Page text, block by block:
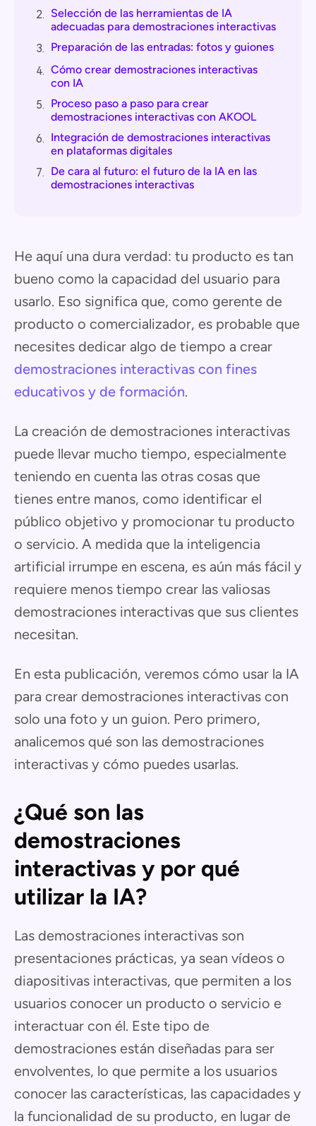
2. Selección de las herramientas de IA
adecuadas para demostraciones interactivas
3. Preparación de las entradas: fotos y guiones
4. Cómo crear demostraciones interactivas
con IA
5. Proceso paso a paso para crear
demostraciones interactivas con AKOOL
6. Integración de demostraciones interactivas
en plataformas digitales
7. De cara al futuro: el futuro de la IA en las
demostraciones interactivas
He aquí una dura verdad: tu producto es tan
bueno como la capacidad del usuario para
usarlo. Eso significa que, como gerente de
producto o comercializador, es probable que
necesites dedicar algo de tiempo a crear
demostraciones interactivas con fines
educativos y de formación.
La creación de demostraciones interactivas
puede llevar mucho tiempo, especialmente
teniendo en cuenta las otras cosas que
tienes entre manos, como identificar el
público objetivo y promocionar tu producto
o servicio. A medida que la inteligencia
artificial irrumpe en escena, es aún más fácil y
requiere menos tiempo crear las valiosas
demostraciones interactivas que sus clientes
necesitan.
En esta publicación, veremos cómo usar la IA
para crear demostraciones interactivas con
solo una foto y un guion. Pero primero,
analicemos qué son las demostraciones
interactivas y cómo puedes usarlas.
¿Qué son las
demostraciones
interactivas y por qué
utilizar la IA?
Las demostraciones interactivas son
presentaciones prácticas, ya sean vídeos o
diapositivas interactivas, que permiten a los
usuarios conocer un producto o servicio e
interactuar con él. Este tipo de
demostraciones están diseñadas para ser
envolventes, lo que permite a los usuarios
conocer las características, las capacidades y
la funcionalidad de su producto, en lugar de